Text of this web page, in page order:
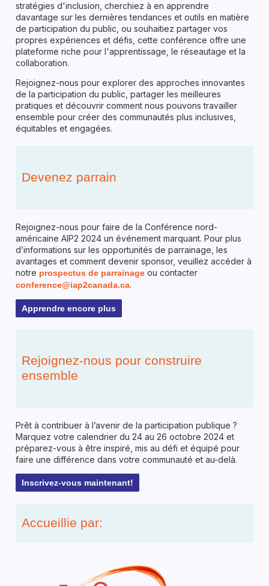
stratégies d'inclusion, cherchiez à en apprendre
davantage sur les dernières tendances et outils en matière
de participation du public, ou souhaitiez partager vos
propres expériences et défis, cette conférence offre une
plateforme riche pour l'apprentissage, le réseautage et la
collaboration.
Rejoignez-nous pour explorer des approches innovantes
de la participation du public, partager les meilleures
pratiques et découvrir comment nous pouvons travailler
ensemble pour créer des communautés plus inclusives,
équitables et engagées.
Devenez parrain
Rejoignez-nous pour faire de la Conférence nord-
américaine AIP2 2024 un événement marquant. Pour plus
d’informations sur les opportunités de parrainage, les
avantages et comment devenir sponsor, veuillez accéder à
notre prospectus de parrainage ou contacter
conference@iap2canada.ca.
Apprendre encore plus
Rejoignez-nous pour construire
ensemble
Prêt à contribuer à l’avenir de la participation publique ?
Marquez votre calendrier du 24 au 26 octobre 2024 et
préparez-vous à être inspiré, mis au défi et équipé pour
faire une différence dans votre communauté et au-delà.
Inscrivez-vous maintenant!
Accueillie par: